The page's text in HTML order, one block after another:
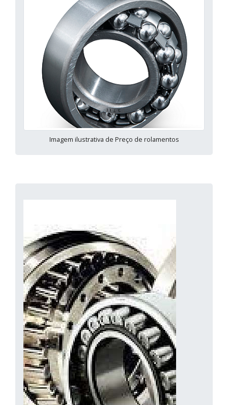
Imagem ilustrativa de Preço de rolamentos